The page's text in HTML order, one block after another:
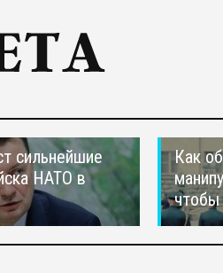
сильнейшие
НАТО в
Как
чтобы